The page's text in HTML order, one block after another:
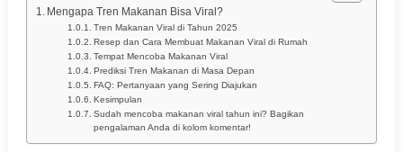
Mengapa Tren Makanan Bisa Viral?
Tren Makanan Viral di Tahun 2025
Resep dan Cara Membuat Makanan Viral di Rumah
Tempat Mencoba Makanan Viral
Prediksi Tren Makanan di Masa Depan
FAQ: Pertanyaan yang Sering Diajukan
Kesimpulan
Sudah mencoba makanan viral tahun ini? Bagikan
pengalaman Anda di kolom komentar!